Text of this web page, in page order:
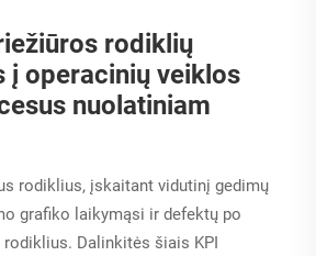
rodiklių
į operacinių veiklos
nuolatiniam
rodiklius, įskaitant vidutinį gedimų
grafiko laikymąsi ir defektų po
Dalinkitės šiais KPI